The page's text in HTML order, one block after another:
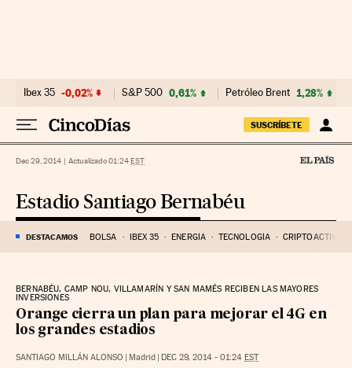
Ibex 35 -0,02% S&P 500 0,61% Petróleo Brent 1,28%
SUSCRÍBETE
Dec 29, 2014 | Actualizado 01:24EST
Estadio Santiago Bernabéu
DESTACAMOS BOLSA IBEX 35 ENERGÍA TECNOLOGÍA CRIPTOACTIVOS
BERNABÉU, CAMP NOU, VILLAMARÍN Y SAN MAMÉS RECIBEN LAS MAYORES
INVERSIONES
Orange cierra un plan para mejorar el 4G en
los grandes estadios
SANTIAGO MILLÁN ALONSO | Madrid | DEC 29, 2014 - 01:24 EST